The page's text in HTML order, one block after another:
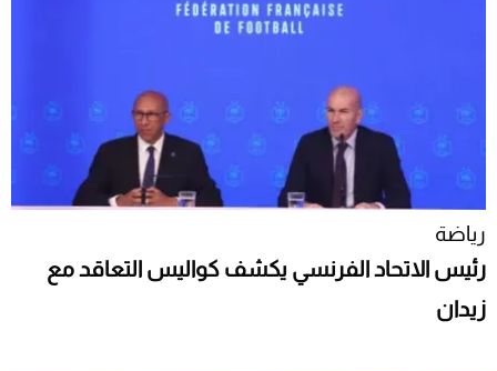
رياضة
رئيس الاتحاد الفرنسي يكشف كواليس التعاقد مع
زيدان